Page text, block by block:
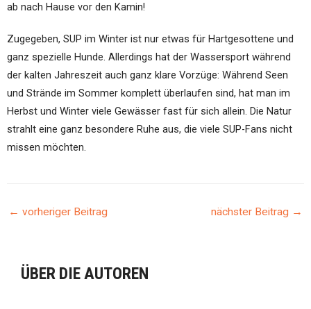
ab nach Hause vor den Kamin!
Zugegeben, SUP im Winter ist nur etwas für Hartgesottene und
ganz spezielle Hunde. Allerdings hat der Wassersport während
der kalten Jahreszeit auch ganz klare Vorzüge: Während Seen
und Strände im Sommer komplett überlaufen sind, hat man im
Herbst und Winter viele Gewässer fast für sich allein. Die Natur
strahlt eine ganz besondere Ruhe aus, die viele SUP-Fans nicht
missen möchten.
← vorheriger Beitrag nächster Beitrag →
ÜBER DIE AUTOREN